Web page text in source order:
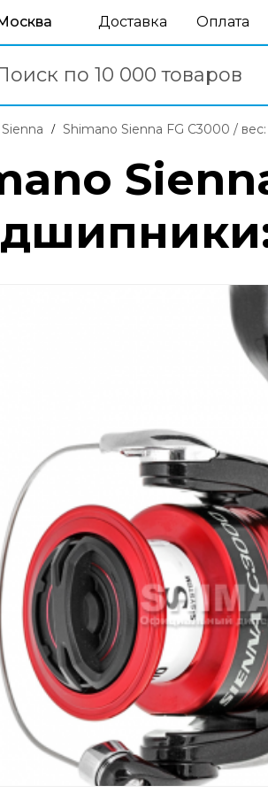
Доставка Оплата
Sienna Shimano Sienna FG C3000 /